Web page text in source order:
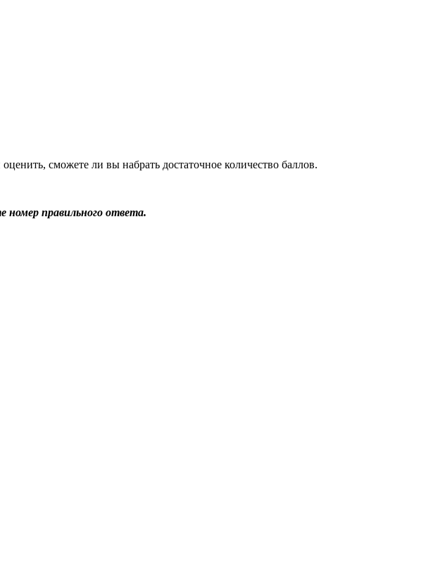
сможете ли вы набрать достаточное количество баллов.
номер правильного ответа.